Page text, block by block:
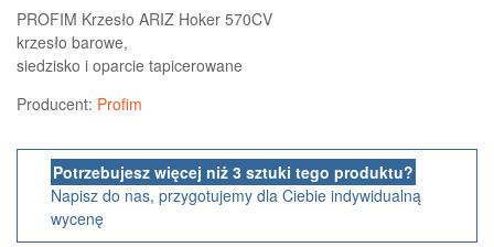
PROFIM Krzesło ARIZ Hoker 570CV
krzesło barowe,
siedzisko i oparcie tapicerowane
Producent: Profim
Potrzebujesz więcej niż 3 sztuki tego produktu?
Napisz do nas, przygotujemy dla Ciebie indywidualną
wycenę